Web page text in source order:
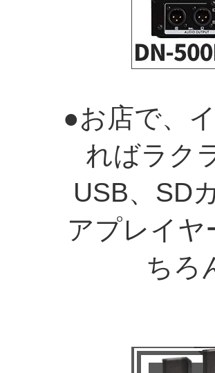
●お店で、
ればラク
USB、SD
アプレイヤ
ちろ